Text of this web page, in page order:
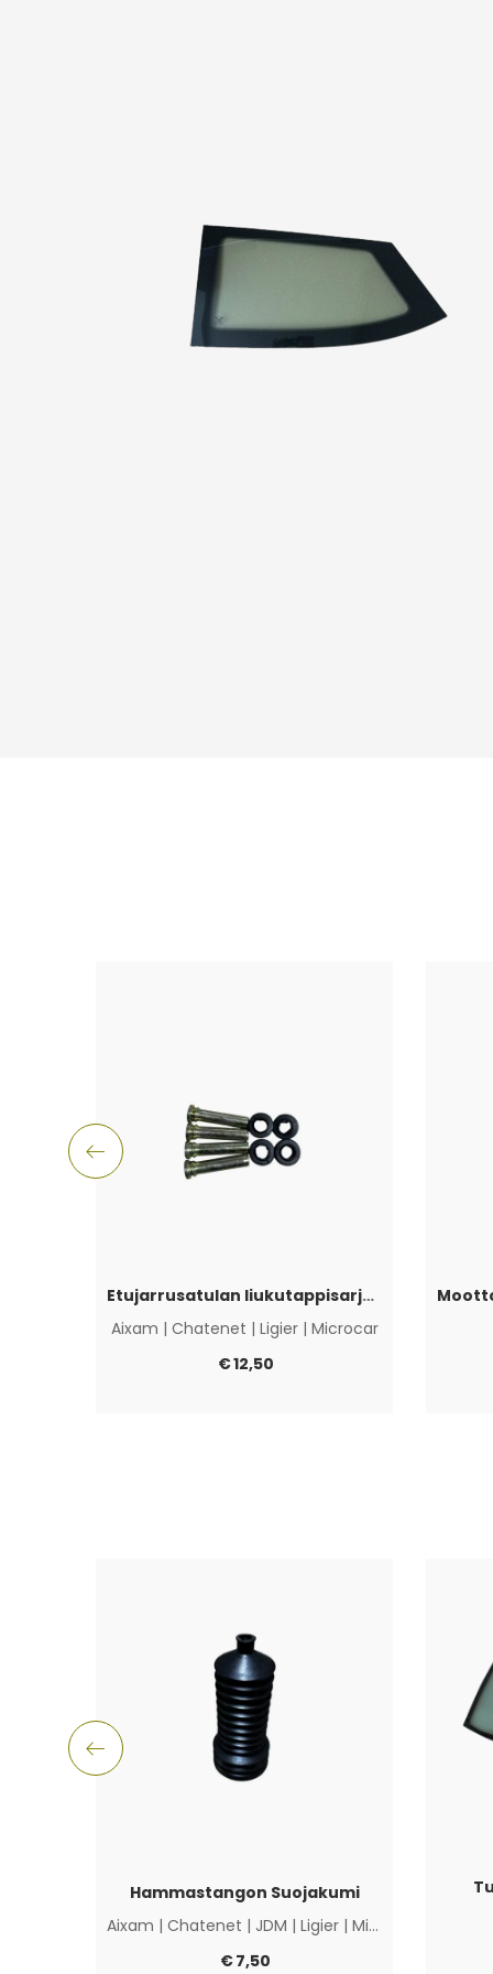
Etujarrusatulan liukutappisarja Aixam, Ligier, Microcar & Chatenet
Aixam | Chatenet | Ligier| Microcar
€12,50
Hammastangon Suojakumi
Aixam | Chatenet | JDM | Ligier | Microcar
€7,50